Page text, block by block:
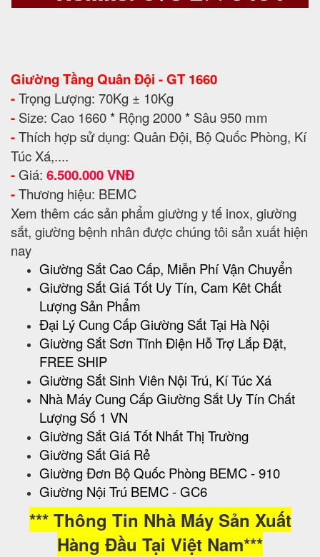
Giường Tầng Quân Đội - GT 1660
-Trọng Lượng: 70Kg ± 10Kg
- Size: Cao 1660 * Rộng 2000 * Sâu 950 mm
-Thích hợp sử dụng: Quân Đội, Bộ Quốc Phòng, Kí
Túc Xá,....
- Giá: 6.500.000 VNĐ
-Thương hiệu: BEMC
Xem thêm các sản phẩm giường y tế inox, giường
sắt, giường bệnh nhân được chúng tôi sản xuất hiện
nay
Giường Sắt Cao Cấp, Miễn Phí Vận Chuyển
Giường Sắt Giá Tốt Uy Tín, Cam Kêt Chất
Lượng Sản Phẩm
Đại Lý Cung Cấp Giường Sắt Tại Hà Nội
Giường Sắt Sơn Tĩnh Điện Hỗ Trợ Lắp Đặt,
FREE SHIP
Giường Sắt Sinh Viên Nội Trú, Kí Túc Xá
Nhà Máy Cung Cấp Giường Sắt Uy Tín Chất
Lượng Số 1 VN
Giường Sắt Giá Tốt Nhất Thị Trường
Giường Sắt Giá Rẻ
Giường Đơn Bộ Quốc Phòng BEMC - 910
Giường Nội Trú BEMC - GC6
*** Thông Tin Nhà Máy Sản Xuất
Hàng Đầu Tại Việt Nam***